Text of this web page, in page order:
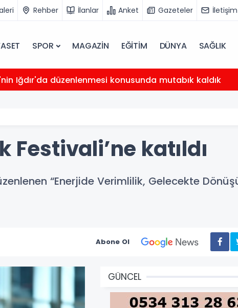
Rehber İlanlar Anket Gazeteler İletişim
SPOR MAGAZİN EĞİTİM DÜNYA SAĞLIK
Iğdır'da düzenlenmesi konusunda mutabık kaldık
Festivali’ne katıldı
“Enerjide Verimlilik, Gelecekte
Abone Ol
GÜNCEL